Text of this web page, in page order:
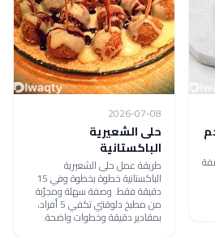
2026-07-08
حلى الشعيرية
الباكستانية
طريقة عمل حلى الشعيرية
الباكستانية خطوة بخطوة وفي 15
دقيقة فقط. وصفة سهلة ومجرّبة
من مطبخ دلوقتي تكفي 5 أفراد،
بمقادير دقيقة وخطوات واضحة.